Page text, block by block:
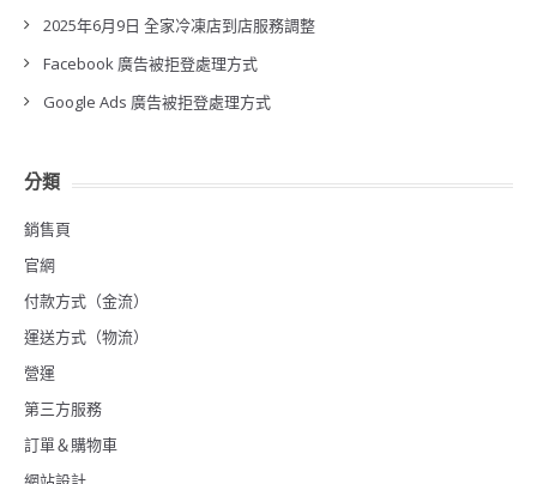
2025年6月9日 全家冷凍店到店服務調整
Facebook 廣告被拒登處理方式
Google Ads 廣告被拒登處理方式
分類
銷售頁
官網
付款方式（金流）
運送方式（物流）
營運
第三方服務
訂單＆購物車